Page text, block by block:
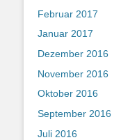
Februar 2017
Januar 2017
Dezember 2016
November 2016
Oktober 2016
September 2016
Juli 2016